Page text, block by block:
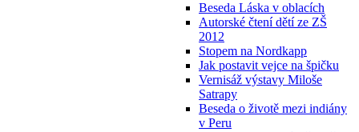
Beseda Láska v oblacích
Autorské čtení dětí ze ZŠ
2012
Stopem na Nordkapp
Jak postavit vejce na špičku
Vernisáž výstavy Miloše
Satrapy
Beseda o životě mezi indiány
v Peru